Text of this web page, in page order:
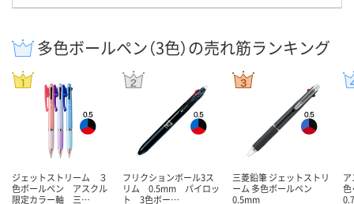
多色ボールペン（3色）の売れ筋ランキング
ジェットストリーム ３
色ボールペン アスクル
限定カラー軸 三…
フリクションボール3ス
リム 0.5mm パイロッ
ト 3色ボー…
三菱鉛筆 ジェットストリ
ーム 多色ボールペン
0.5mm